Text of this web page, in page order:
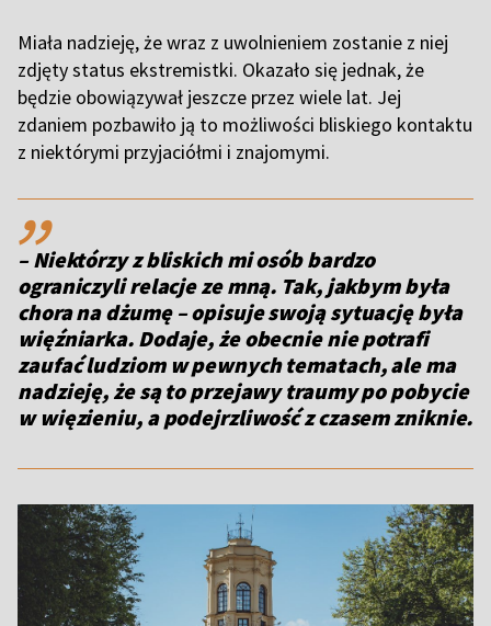
Miała nadzieję, że wraz z uwolnieniem zostanie z niej
zdjęty status ekstremistki. Okazało się jednak, że
będzie obowiązywał jeszcze przez wiele lat. Jej
zdaniem pozbawiło ją to możliwości bliskiego kontaktu
z niektórymi przyjaciółmi i znajomymi.
,,
– Niektórzy z bliskich mi osób bardzo
ograniczyli relacje ze mną. Tak, jakbym była
chora na dżumę – opisuje swoją sytuację była
więźniarka. Dodaje, że obecnie nie potrafi
zaufać ludziom w pewnych tematach, ale ma
nadzieję, że są to przejawy traumy po pobycie
w więzieniu, a podejrzliwość z czasem zniknie.